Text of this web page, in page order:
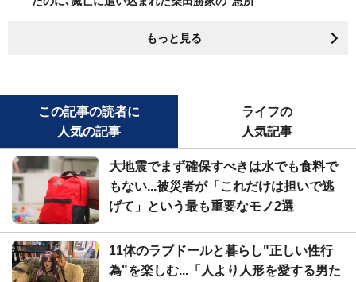
もっと見る
この記事の読者に
人気の記事
ライフの
人気記事
大地震でまず確保すべきは水でも食料で
もない...被災者が「これだけは担いで逃
げて」という最も重要なモノ2選
11体のラブドールと暮らし"正しい性行
為"を楽しむ...「人より人形を愛する男た